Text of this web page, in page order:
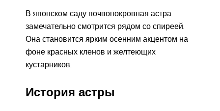
В японском саду почвопокровная астра
замечательно смотрится рядом со спиреей.
Она становится ярким осенним акцентом на
фоне красных кленов и желтеющих
кустарников.
История астры